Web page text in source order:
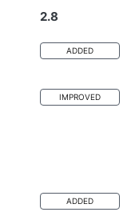
2.8
ADDED
IMPROVED
ADDED